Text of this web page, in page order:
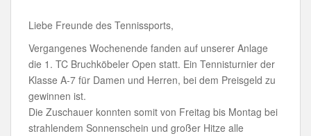
Liebe Freunde des Tennissports,
Vergangenes Wochenende fanden auf unserer Anlage
die 1. TC Bruchköbeler Open statt. Ein Tennisturnier der
Klasse A-7 für Damen und Herren, bei dem Preisgeld zu
gewinnen ist.
Die Zuschauer konnten somit von Freitag bis Montag bei
strahlendem Sonnenschein und großer Hitze alle